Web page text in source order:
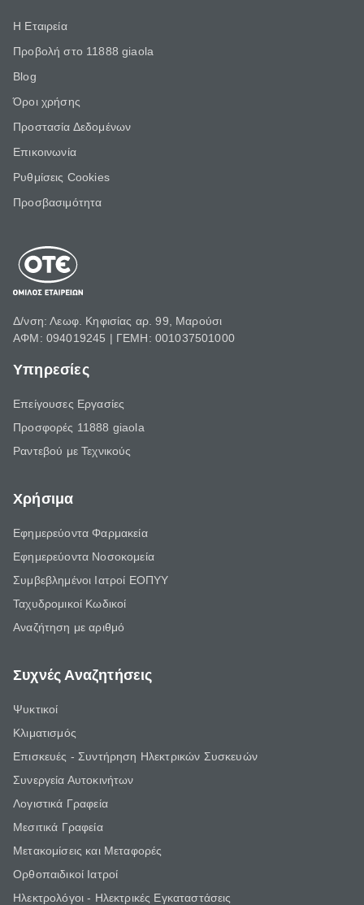
Η Εταιρεία
Προβολή στο 11888 giaola
Blog
Όροι χρήσης
Προστασία Δεδομένων
Επικοινωνία
Ρυθμίσεις Cookies
Προσβασιμότητα
Δ/νση: Λεωφ. Κηφισίας αρ. 99, Μαρούσι
ΑΦΜ: 094019245 | ΓΕΜΗ: 001037501000
Υπηρεσίες
Επείγουσες Εργασίες
Προσφορές 11888 giaola
Ραντεβού με Τεχνικούς
Χρήσιμα
Εφημερεύοντα Φαρμακεία
Εφημερεύοντα Νοσοκομεία
Συμβεβλημένοι Ιατροί ΕΟΠΥΥ
Ταχυδρομικοί Κωδικοί
Αναζήτηση με αριθμό
Συχνές Αναζητήσεις
Ψυκτικοί
Κλιματισμός
Επισκευές - Συντήρηση Ηλεκτρικών Συσκευών
Συνεργεία Αυτοκινήτων
Λογιστικά Γραφεία
Μεσιτικά Γραφεία
Μετακομίσεις και Μεταφορές
Ορθοπαιδικοί Ιατροί
Ηλεκτρολόγοι - Ηλεκτρικές Εγκαταστάσεις